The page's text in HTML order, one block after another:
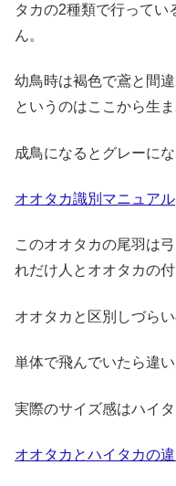
タカの2種類で行ってい
ん。
幼鳥時は褐色で鳶と間
というのはここから生
成鳥になるとグレーにな
オオタカ識別マニュアル
このオオタカの尾羽は
れだけ人とオオタカの
オオタカと区別しづらい
単体で飛んでいたら違
実際のサイズ感はハイ
オオタカとハイタカの